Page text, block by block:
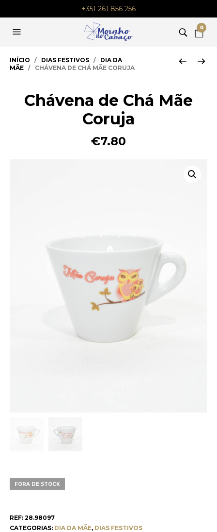
+351 261 856 256
0
INÍCIO / DIAS FESTIVOS / DIA DA
MÃE / CHÁVENA DE CHÁ MÃE CORUJA
Chávena de Chá Mãe
Coruja
€7.80
FORA DE STOCK
REF: 28.98097
CATEGORIAS: DIA DA MÃE, DIAS FESTIVOS